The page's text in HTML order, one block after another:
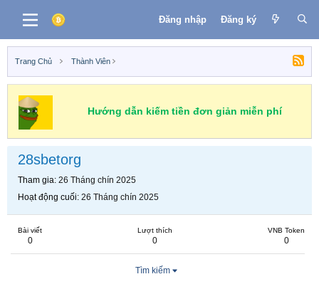
Đăng nhập Đăng ký
Trang Chủ Thành Viên
Hướng dẫn kiếm tiền đơn giản miễn phí
28sbetorg
Tham gia 26 Tháng chín 2025
Hoạt động cuối 26 Tháng chín 2025
Bài viết
0
Lượt thích
0
VNB Token
0
Tìm kiếm